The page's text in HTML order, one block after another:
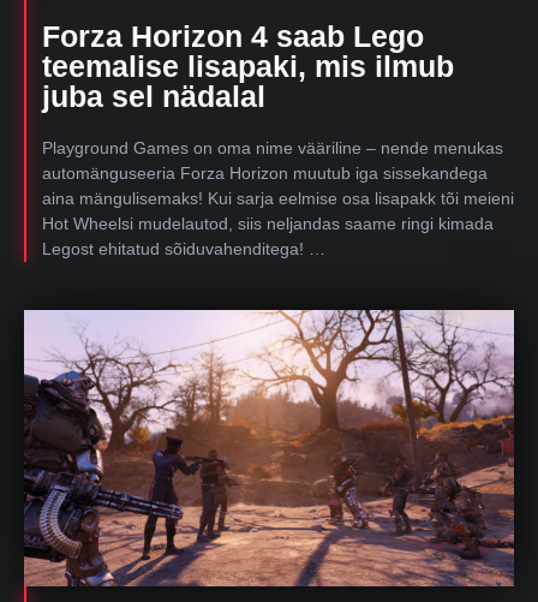
Forza Horizon 4 saab Lego
teemalise lisapaki, mis ilmub
juba sel nädalal
Playground Games on oma nime vääriline – nende menukas
automänguseeria Forza Horizon muutub iga sissekandega
aina mängulisemaks! Kui sarja eelmise osa lisapakk tõi meieni
Hot Wheelsi mudelautod, siis neljandas saame ringi kimada
Legost ehitatud sõiduvahenditega! …